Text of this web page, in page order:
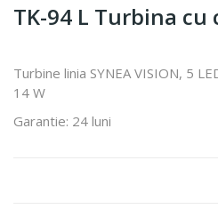
TK-94 L Turbina
Turbine linia SYNEA VISION, 5
14 W
Garantie: 24 luni